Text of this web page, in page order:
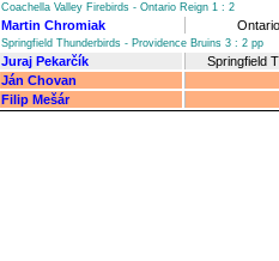
Coachella Valley Firebirds - Ontario Reign 1 : 2
Martin Chromiak
Springfield Thunderbirds - Providence Bruins 3 : 2 pp
Juraj Pekarčík
Springfield
Ján Chovan
Filip Mešár